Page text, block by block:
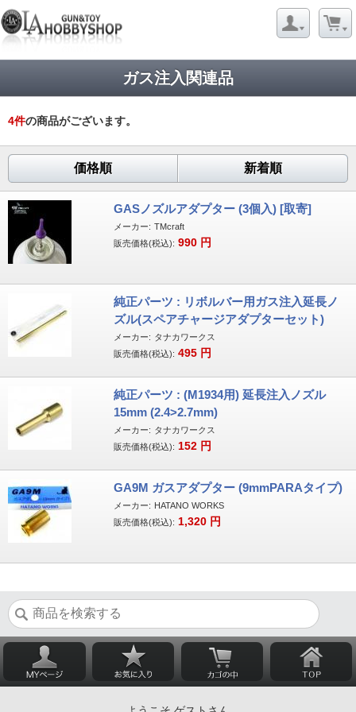
ガス注入関連品
4件の商品がございます。
価格順 新着順
GASノズルアダプター (3個入) [取寄]
メーカー: TMcraft
販売価格(税込): 990 円
純正パーツ : リボルバー用ガス注入延長ノ
ズル(スペアチャージアダプターセット)
メーカー: タナカワークス
販売価格(税込): 495 円
純正パーツ : (M1934用) 延長注入ノズル
15mm (2.4>2.7mm)
メーカー: タナカワークス
販売価格(税込): 152 円
GA9M ガスアダプター (9mmPARAタイプ)
メーカー: HATANO WORKS
販売価格(税込): 1,320 円